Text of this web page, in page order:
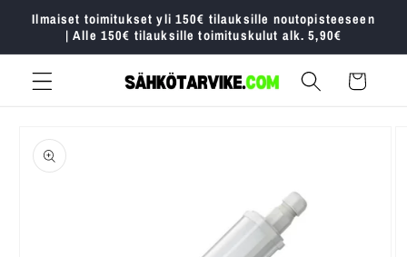
siirry
sisältöön
Ilmaiset toimitukset yli 150€ tilauksille noutopisteeseen
| Alle 150€ tilauksille toimituskulut alk. 5,90€
Ostoskori
tuotetietoihin